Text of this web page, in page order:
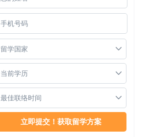
马来西亚大学入学标准
留学国家
当前学历
最佳联络时间